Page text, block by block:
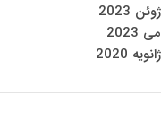
ژوئن 2023
می 2023
ژانویه 2020